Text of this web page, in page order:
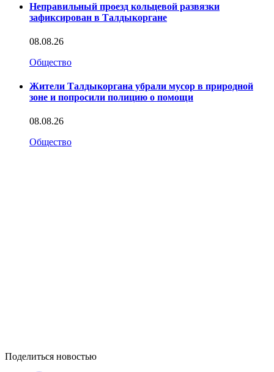
Неправильный проезд кольцевой развязки
зафиксирован в Талдыкоргане
08.08.26
Общество
Жители Талдыкоргана убрали мусор в природной
зоне и попросили полицию о помощи
08.08.26
Общество
Поделиться новостью